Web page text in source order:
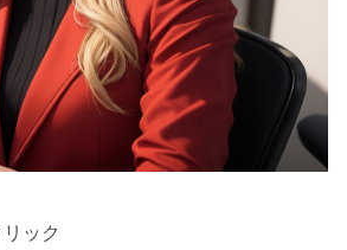
ック